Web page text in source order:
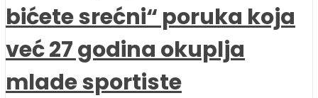
bićete srećni“ poruka koja
već 27 godina okuplja
mlade sportiste